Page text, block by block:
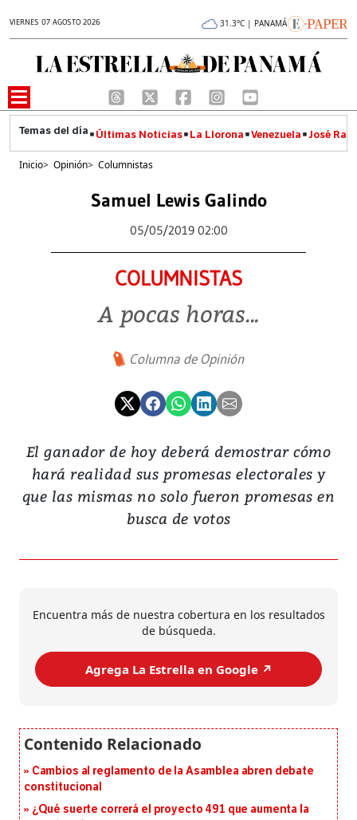
VIERNES 07 AGOSTO 2026 31.3°C | PANAMÁ
Últimas Noticias La Llorona Venezuela José
Inicio> Opinión> Columnistas
Samuel Lewis Galindo
05/05/2019 02:00
COLUMNISTAS
A pocas horas...
Columna de Opinión
El ganador de hoy deberá demostrar cómo
hará realidad sus promesas electorales y
que las mismas no solo fueron promesas en
busca de votos
Encuentra más de nuestra cobertura en los resultados
de búsqueda.
Agrega La Estrella en Google ↗️
Cambios al reglamento de la Asamblea abren debate
constitucional
¿Qué suerte correrá el proyecto 491 que aumenta la